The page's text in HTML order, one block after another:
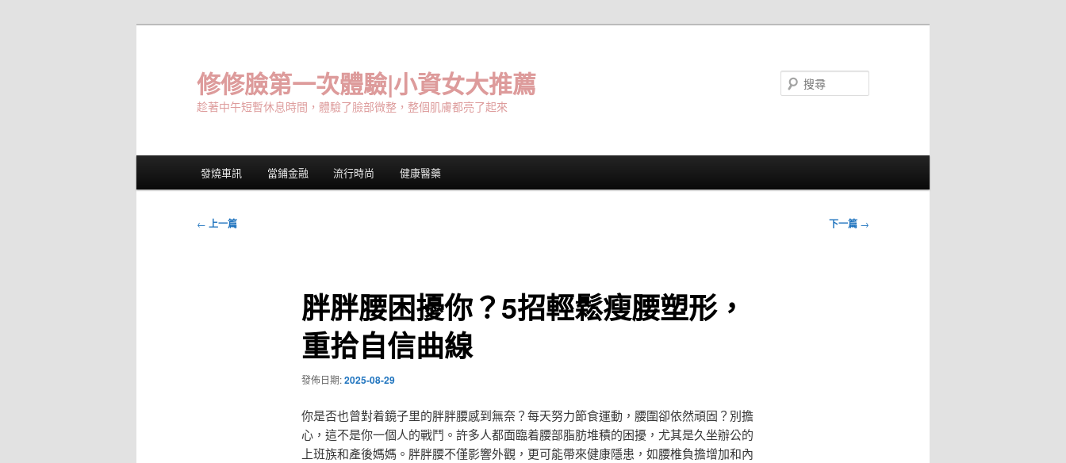
修修臉第一次體驗|小資女大推薦
趁著中午短暫休息時間，體驗了臉部微整，整個肌膚都亮了起來
發燒車訊 當鋪金融 流行時尚 健康醫藥
文
← 上一篇 下一篇 →
胖胖腰困擾你？5招輕鬆瘦腰塑形，
重拾自信曲線
發佈日期:2025-08-29
你是否也曾對着鏡子里的胖胖腰感到無奈？每天努力節食運動，腰圍卻依然頑固？別擔
心，這不是你一個人的戰鬥。許多人都面臨着腰部脂肪堆積的困擾，尤其是久坐辦公的
上班族和產後媽媽。胖胖腰不僅影響外觀，更可能帶來健康隱患，如腰椎負擔增加和內